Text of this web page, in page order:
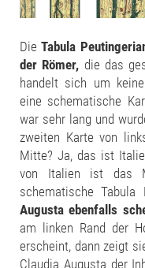
DieTabula
der Römer, die das
handelt sich um
eine schematische
war sehr lang und
zweiten Karte von
Mitte? Ja, das ist
von Italien ist das
schematische Tabula
Augusta ebenfalls
am linken Rand der
erscheint, dann zeigt
Claudia Augusta der